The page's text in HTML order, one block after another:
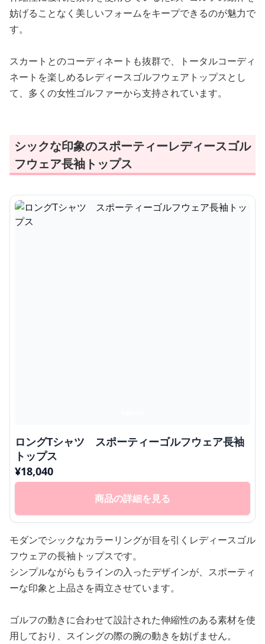
妨げることなく美しいフォームをキープできるのが魅力で
す。
スカートとのコーディネートも抜群で、トータルコーディ
ネートを楽しめるレディースゴルフウェアトップスとし
て、多くの女性ゴルファーから支持されています。
シックな印象のスポーティーレディースゴル
フウェア長袖トップス
ロングTシャツ スポーティーゴルフウェア長袖
トップス
¥18,040
商品の詳細を見る
モダンでシックなカラーリングが目を引くレディースゴル
フウェアの長袖トップスです。
シンプルながらもラインの入ったデザインが、スポーティ
ーな印象と上品さを両立させています。
ゴルフの動きに合わせて設計された伸縮性のある素材を使
用しており、スイングの際の腕の動きを妨げません。